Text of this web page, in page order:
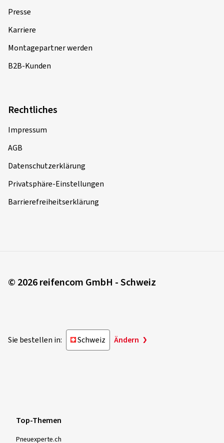
Presse
Karriere
Montagepartner werden
B2B-Kunden
Rechtliches
Impressum
AGB
Datenschutzerklärung
Privatsphäre-Einstellungen
Barrierefreiheitserklärung
© 2026 reifencom GmbH - Schweiz
Sie bestellen in: Schweiz Ändern
Top-Themen
Pneuexperte.ch